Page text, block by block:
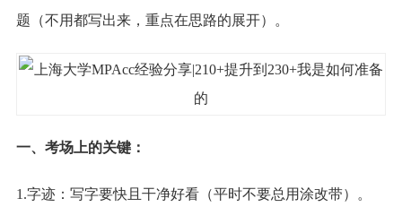
题（不用都写出来，重点在思路的展开）。
一、考场上的关键：
1.字迹：写字要快且干净好看（平时不要总用涂改带）。